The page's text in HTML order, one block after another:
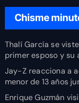
Chisme
Thalí García se
primer esposo y su
Jay-Z reacciona a
menor de 13 años
Enrique Guzmán